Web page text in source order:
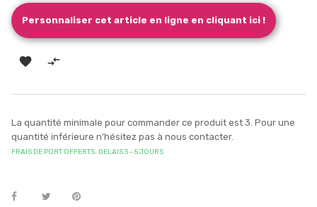
Personnaliser cet article en ligne en cliquant ici !
 
La quantité minimale pour commander ce produit est 3. Pour une
quantité inférieure n'hésitez pas à nous contacter.
FRAIS DE PORT OFFERTS. DELAIS 3 - 5 JOURS